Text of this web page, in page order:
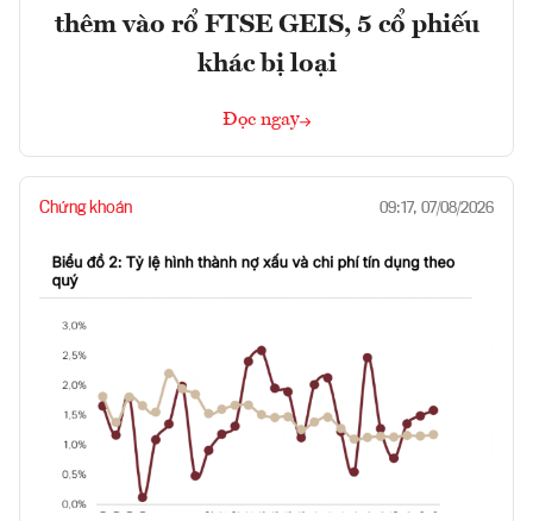
thêm vào rổ FTSE GEIS, 5 cổ phiếu
khác bị loại
Đọc ngay
Chứng khoán 09:17, 07/08/2026